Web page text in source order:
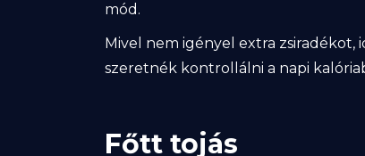
mód.
Mivel nem igényel extra zsiradékot,
szeretnék kontrollálni a napi
Főtt tojás